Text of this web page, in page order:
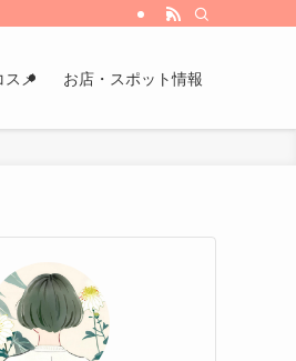
スメ お店・スポット情報